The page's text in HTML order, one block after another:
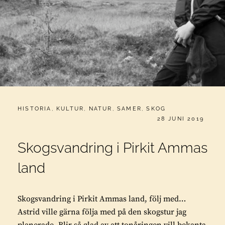
CATEGORIES:
HISTORIA , KULTUR , NATUR ,SAMER ,SKOG
PUBLICERAT
28 JUNI 2019
Skogsvandring i Pirkit Ammas
land
Skogsvandring i Pirkit Ammas land, följ med…
Astrid ville gärna följa med på den skogstur jag